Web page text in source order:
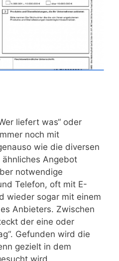
liefert was“ oder
noch mit
wie die diversen
Angebot
notwendige
Telefon, oft mit E-
wieder sogar mit einem
Anbieters. Zwischen
der eine oder
Gefunden wird die
gezielt in dem